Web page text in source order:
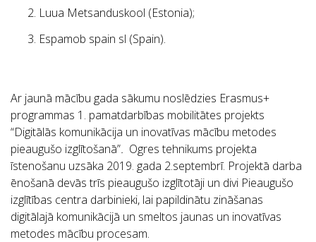
Luua Metsanduskool (Estonia);
Espamob spain sl (Spain).
Ar jaunā mācību gada sākumu noslēdzies Erasmus+
programmas 1. pamatdarbības mobilitātes projekts
“Digitālās komunikācija un inovatīvas mācību metodes
pieaugušo izglītošanā”. Ogres tehnikums projekta
īstenošanu uzsāka 2019. gada 2.septembrī. Projektā darba
ēnošanā devās trīs pieaugušo izglītotāji un divi Pieaugušo
izglītības centra darbinieki, lai papildinātu zināšanas
digitālajā komunikācijā un smeltos jaunas un inovatīvas
metodes mācību procesam.